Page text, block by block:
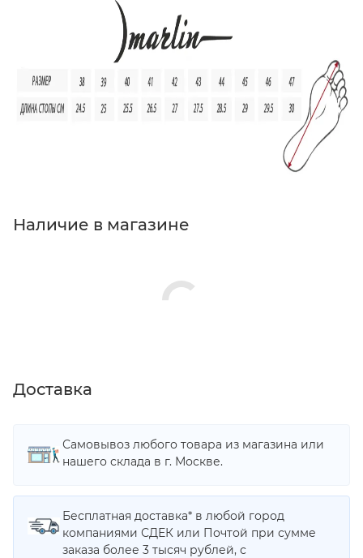
Наличие в магазине
Доставка
Самовывоз любого товара из магазина или
нашего склада в г. Москве.
Бесплатная доставка* в любой город
компаниями СДЕК или Почтой при сумме
заказа более 3 тысяч рублей, с